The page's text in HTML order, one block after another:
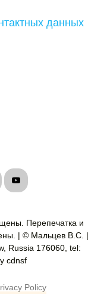
данных
Перепечатка и
| © Мальцев В.С. |
Russia 176060, tel:
cdnsf
Policy